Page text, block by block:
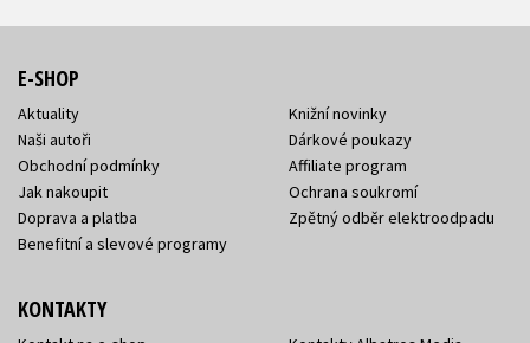
E-SHOP
Aktuality
Naši autoři
Obchodní podmínky
Jak nakoupit
Doprava a platba
Benefitní a slevové programy
Knižní novinky
Dárkové poukazy
Affiliate program
Ochrana soukromí
Zpětný odběr elektroodpadu
KONTAKTY